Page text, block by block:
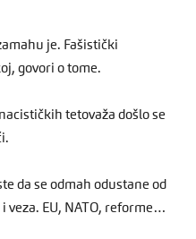
je. Fašistički
govori o tome.
tetovaža došlo se
da se odmah odustane od
veza. EU, NATO, reforme…